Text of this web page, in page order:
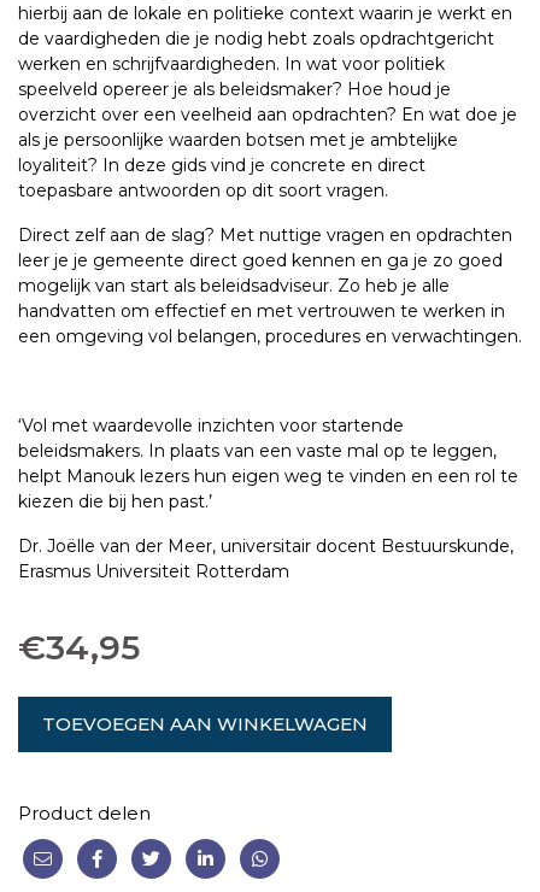
hierbij aan de lokale en politieke context waarin je werkt en
de vaardigheden die je nodig hebt zoals opdrachtgericht
werken en schrijfvaardigheden. In wat voor politiek
speelveld opereer je als beleidsmaker? Hoe houd je
overzicht over een veelheid aan opdrachten? En wat doe je
als je persoonlijke waarden botsen met je ambtelijke
loyaliteit? In deze gids vind je concrete en direct
toepasbare antwoorden op dit soort vragen.
Direct zelf aan de slag? Met nuttige vragen en opdrachten
leer je je gemeente direct goed kennen en ga je zo goed
mogelijk van start als beleidsadviseur. Zo heb je alle
handvatten om effectief en met vertrouwen te werken in
een omgeving vol belangen, procedures en verwachtingen.
‘Vol met waardevolle inzichten voor startende
beleidsmakers. In plaats van een vaste mal op te leggen,
helpt Manouk lezers hun eigen weg te vinden en een rol te
kiezen die bij hen past.’
Dr. Joёlle van der Meer, universitair docent Bestuurskunde,
Erasmus Universiteit Rotterdam
€34,95
TOEVOEGEN AAN WINKELWAGEN
Product delen